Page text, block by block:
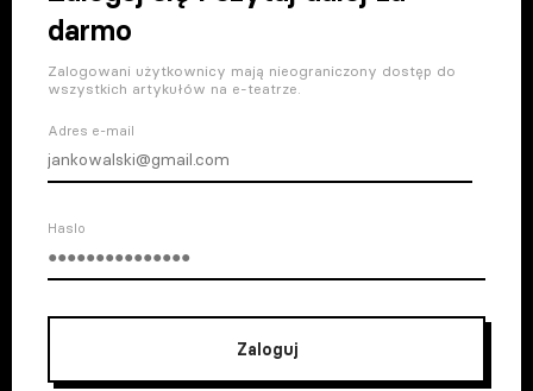
darmo
Zalogowani użytkownicy mają nieograniczony dostęp do
wszystkich artykułów na e-teatrze.
Adres e-mail
Haslo
Zaloguj